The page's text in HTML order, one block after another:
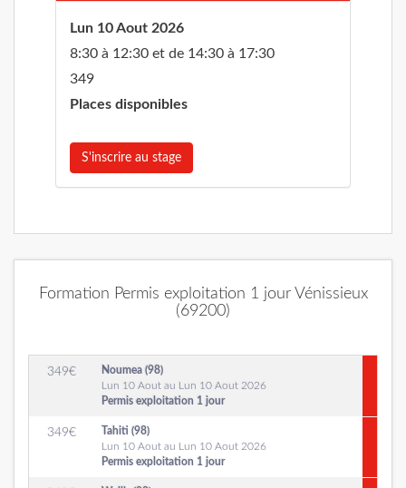
Lun 10 Aout 2026
8:30 à 12:30 et de 14:30 à 17:30
349
Places disponibles
S'inscrire au stage
Formation Permis exploitation 1 jour Vénissieux
(69200)
349€
Noumea (98)
Lun 10 Aout au Lun 10 Aout 2026
Permis exploitation 1 jour
349€
Tahiti (98)
Lun 10 Aout au Lun 10 Aout 2026
Permis exploitation 1 jour